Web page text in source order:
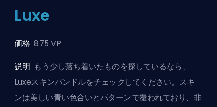
Luxe
価格:875 VP
説明: もう少し落ち着いたものを探しているなら、
Luxeスキンバンドルをチェックしてください。スキ
ンは美しい青い色合いとパターンで覆われており、非